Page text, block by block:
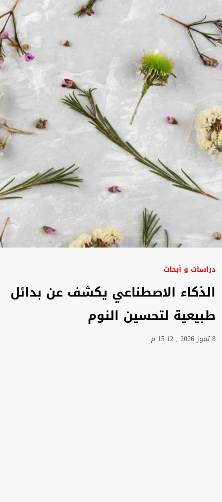
دراسات و أبحاث
الذكاء الاصطناعي يكشف عن بدائل
طبيعية لتحسين النوم
8 تموز 2026 , 15:12 م